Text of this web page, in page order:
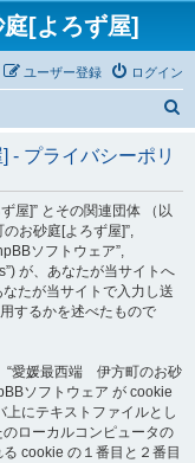
[よろず屋]
ログイン
ユーザー登録
プライバシーポリ
屋]” とその関連団体 （以
のお砂庭[よろず屋]”,
ソフトウェア”,
が、あなたが当サイトへ
たが当サイトで入力し送
するかを述べたもので
“愛媛最西端 伊方町のお砂
ソフトウェア が cookie
にテキストファイルとし
ローカルコンピュータの
cookie の１番目と２番目